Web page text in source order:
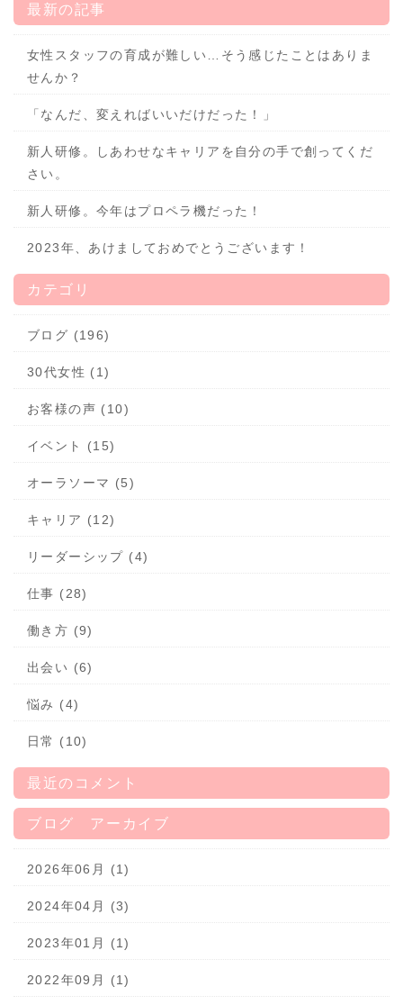
最新の記事
女性スタッフの育成が難しい…そう感じたことはありま
せんか？
「なんだ、変えればいいだけだった！」
新人研修。しあわせなキャリアを自分の手で創ってくだ
さい。
新人研修。今年はプロペラ機だった！
2023年、あけましておめでとうございます！
カテゴリ
ブログ (196)
30代女性 (1)
お客様の声 (10)
イベント (15)
オーラソーマ (5)
キャリア (12)
リーダーシップ (4)
仕事 (28)
働き方 (9)
出会い (6)
悩み (4)
日常 (10)
最近のコメント
ブログ アーカイブ
2026年06月 (1)
2024年04月 (3)
2023年01月 (1)
2022年09月 (1)